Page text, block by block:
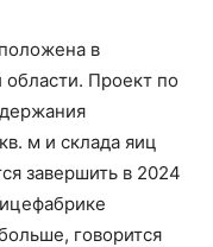
в
Проект по
м и склада яиц
завершить в 2024
говорится